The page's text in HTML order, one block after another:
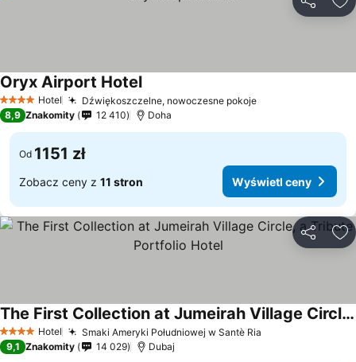
4 KategoriaHotel Dźwiękoszczelne, nowoczesne pokojeWyświetl ceny
Oryx Airport HotelWyświetl ceny
8,9 Znakomity 12 410 Doha
Od 1151 zł
Zobacz ceny z 11 stron Wyświetl ceny
4 KategoriaHotel Smaki Ameryki Południowej w Santè Ria
The First Collection at Jumeirah Village Circle, a Tribute Portfolio Hotel
Wyświetl ceny
9,1 Znakomity 14 029 Dubaj